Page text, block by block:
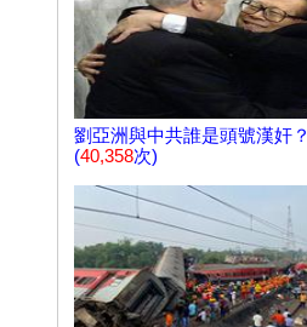
劉亞洲與中共誰是頭號漢奸？
(40,358次)